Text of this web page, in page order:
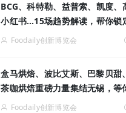
BCG、科特勒、益普索、凯度、
小红书…15场趋势解读，帮你锁
长赛道！
Foodaily创新博览会
盒马烘焙、波比艾斯、巴黎贝
茶咖烘焙重磅力量集结无锡，等
新逻辑！
Foodaily创新博览会